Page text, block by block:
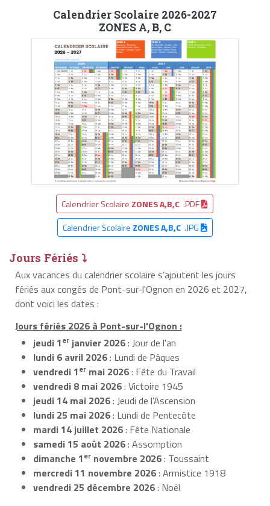
Calendrier Scolaire 2026-2027
ZONES A, B, C
Calendrier Scolaire ZONES A,B,C .PDF
Calendrier Scolaire ZONES A,B,C.JPG
Jours Fériés ⤵
Aux vacances du calendrier scolaire s’ajoutent les jours
fériés aux congés de Pont-sur-l'Ognon en 2026 et 2027,
dont voici les dates :
Jours fériés 2026 à Pont-sur-l'Ognon :
jeudi 1er janvier 2026: Jour de l'an
lundi 6 avril 2026: Lundi de Pâques
vendredi 1er mai 2026: Fête du Travail
vendredi 8 mai 2026: Victoire 1945
jeudi 14 mai 2026: Jeudi de l'Ascension
lundi 25 mai 2026: Lundi de Pentecôte
mardi 14 juillet 2026: Fête Nationale
samedi 15 août 2026: Assomption
dimanche 1er novembre 2026: Toussaint
mercredi 11 novembre 2026: Armistice 1918
vendredi 25 décembre 2026: Noël